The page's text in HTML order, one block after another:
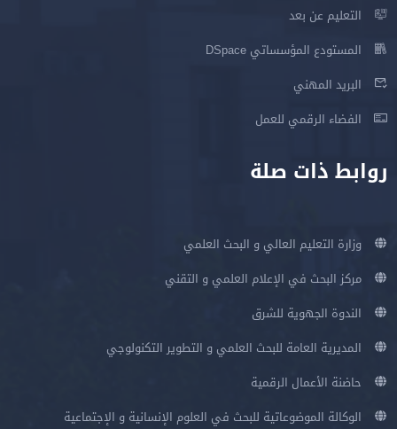
التعليم عن بعد
المستودع المؤسساتي DSpace
البريد المهني
الفضاء الرقمي للعمل
روابط ذات صلة
وزارة التعليم العالي و البحث العلمي
مركز البحث في الإعلام العلمي و التقني
الندوة الجهوية للشرق
المديرية العامة للبحث العلمي و التطوير التكنولوجي
حاضنة الأعمال الرقمية
الوكالة الموضوعاتية للبحث في العلوم الإنسانية و الإجتماعية